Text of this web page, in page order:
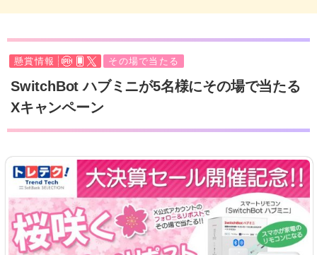
懸賞情報 その場で当たる
SwitchBot ハブミニが5名様にその場で当たる
Xキャンペーン